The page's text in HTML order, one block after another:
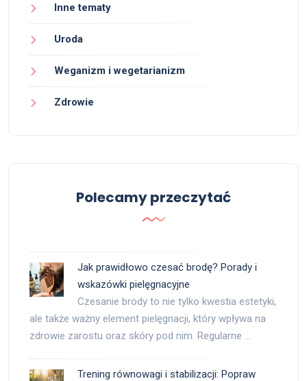
Inne tematy
Uroda
Weganizm i wegetarianizm
Zdrowie
Polecamy przeczytać
Jak prawidłowo czesać brodę? Porady i
wskazówki pielęgnacyjne
Czesanie brody to nie tylko kwestia estetyki,
ale także ważny element pielęgnacji, który wpływa na
zdrowie zarostu oraz skóry pod nim. Regularne …
Trening równowagi i stabilizacji: Popraw